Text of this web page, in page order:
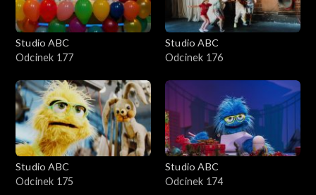
Studio ABC
Odcinek 177
Studio ABC
Odcinek 176
Studio ABC
Odcinek 175
Studio ABC
Odcinek 174